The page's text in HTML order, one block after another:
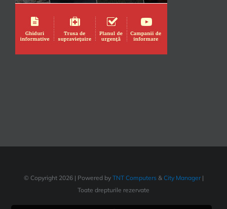
© Copyright 2026 | Powered by TNT Computers& City Manager|
Toate drepturile rezervate